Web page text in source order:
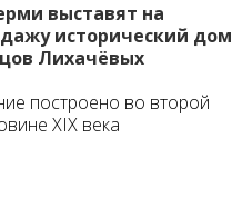
выставят на
исторический дом
Лихачёвых
построено во второй
XIX века